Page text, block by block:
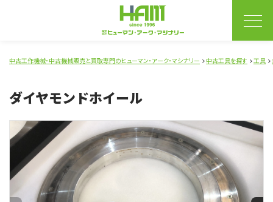
中古工作機械・中古機械販売と買取専門のヒューマン・アーク・マシナリー 中古工具を探す 工具
ダイヤモンドホイール